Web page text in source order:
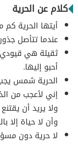
كلام عن الحرية
أيتها الحرية
عندما تتأصل
ثقيلة هي
أحبو إليها.
الحرية شمس
إني لأعجب من
ولا يريد أن
وأن لا حياة إلا
لا حرية دون